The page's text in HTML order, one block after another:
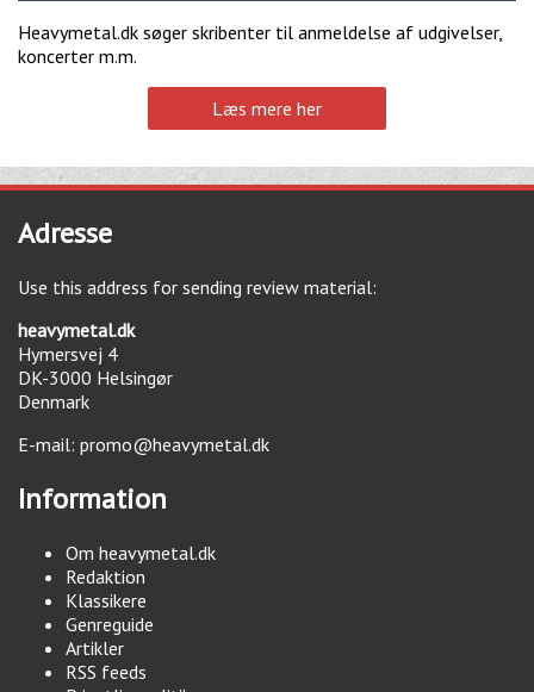
Heavymetal.dk søger skribenter til anmeldelse af udgivelser,
koncerter m.m.
Læs mere her
Adresse
Use this address for sending review material:
heavymetal.dk
Hymersvej 4
DK-3000 Helsingør
Denmark
E-mail: promo@heavymetal.dk
Information
Om heavymetal.dk
Redaktion
Klassikere
Genreguide
Artikler
RSS feeds